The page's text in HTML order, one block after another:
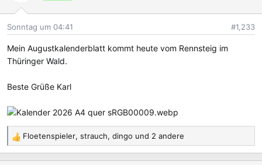
o
n
n
:
Sonntag um 04:41 #1,233
Mein Augustkalenderblatt kommt heute vom Rennsteig im
Thüringer Wald.
Beste Grüße Karl
R
e
Floetenspieler, strauch, dingo und 2 andere